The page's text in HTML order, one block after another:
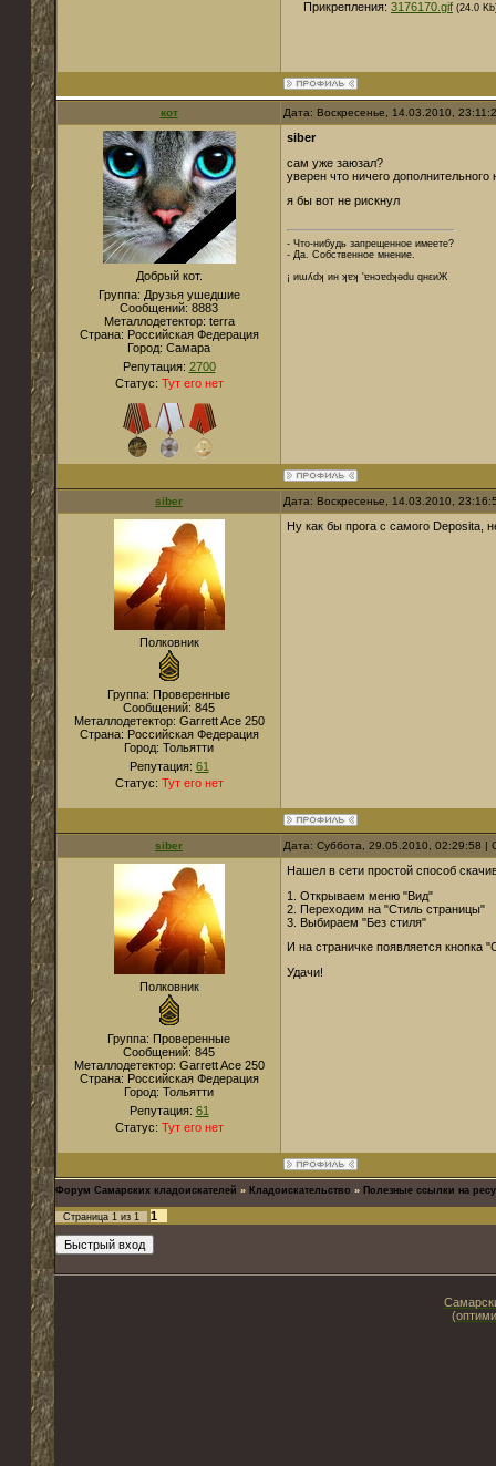
Прикрепления: 3176170.gif (24.0
кот Дата: Воскресенье, 14.03.2010,
Добрый кот.
Группа: Друзья ушедшие
Сообщений: 8883
Металлодетектор: terra
Страна: Российская Федерация
Город: Cамара
Репутация: 2700
Статус: Тут его нет
siber
сам уже заюзал?
уверен что ничего дополнительного
я бы вот не рискнул
- Что-нибудь запрещенное имеете?
- Да. Собственное мнение.
¡ иɯʎdʞ ин ʞɐʞ 'ɐнɔɐdʞǝdu qнεиЖ
siber Дата: Воскресенье, 14.03.2010,
Полковник
Группа: Проверенные
Сообщений: 845
Металлодетектор: Garrett Ace 250
Страна: Российская Федерация
Город: Тольятти
Репутация: 61
Статус: Тут его нет
Ну как бы прога с самого Depositа,
siber Дата: Суббота, 29.05.2010, 02:29:58
Полковник
Группа: Проверенные
Сообщений: 845
Металлодетектор: Garrett Ace 250
Страна: Российская Федерация
Город: Тольятти
Репутация: 61
Статус: Тут его нет
Нашел в сети простой способ
1. Открываем меню "Вид"
2. Переходим на "Стиль страницы"
3. Выбираем "Без стиля"
И на страничке появляется кнопка
Удачи!
Форум Самарских кладоискателей » Кладоискательство » Полезные ссылки на
Страница 1 из 1 1